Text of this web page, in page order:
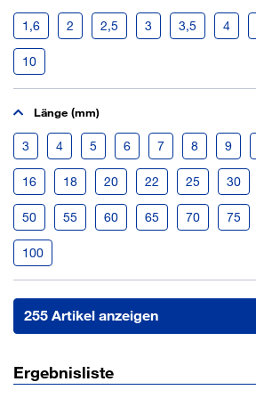
1,6 2 2,5 3 3,5 4
10
Länge (mm)
3 4 5 6 7 8 9
16 18 20 22 25 30
50 55 60 65 70 75
100
255 Artikel anzeigen
Ergebnisliste